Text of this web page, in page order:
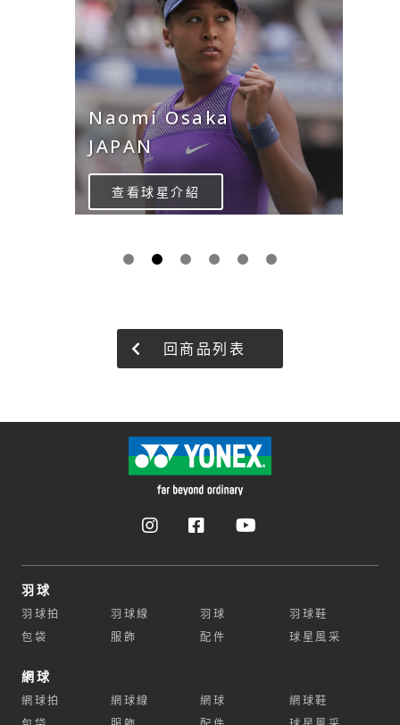
Naomi Osaka
JAPAN
查看球星介紹
回商品列表
羽球
羽球拍 羽球線 羽球
羽球鞋
包袋
服飾 配件 球星風采
網球
網球拍 網球線 網球
網球鞋